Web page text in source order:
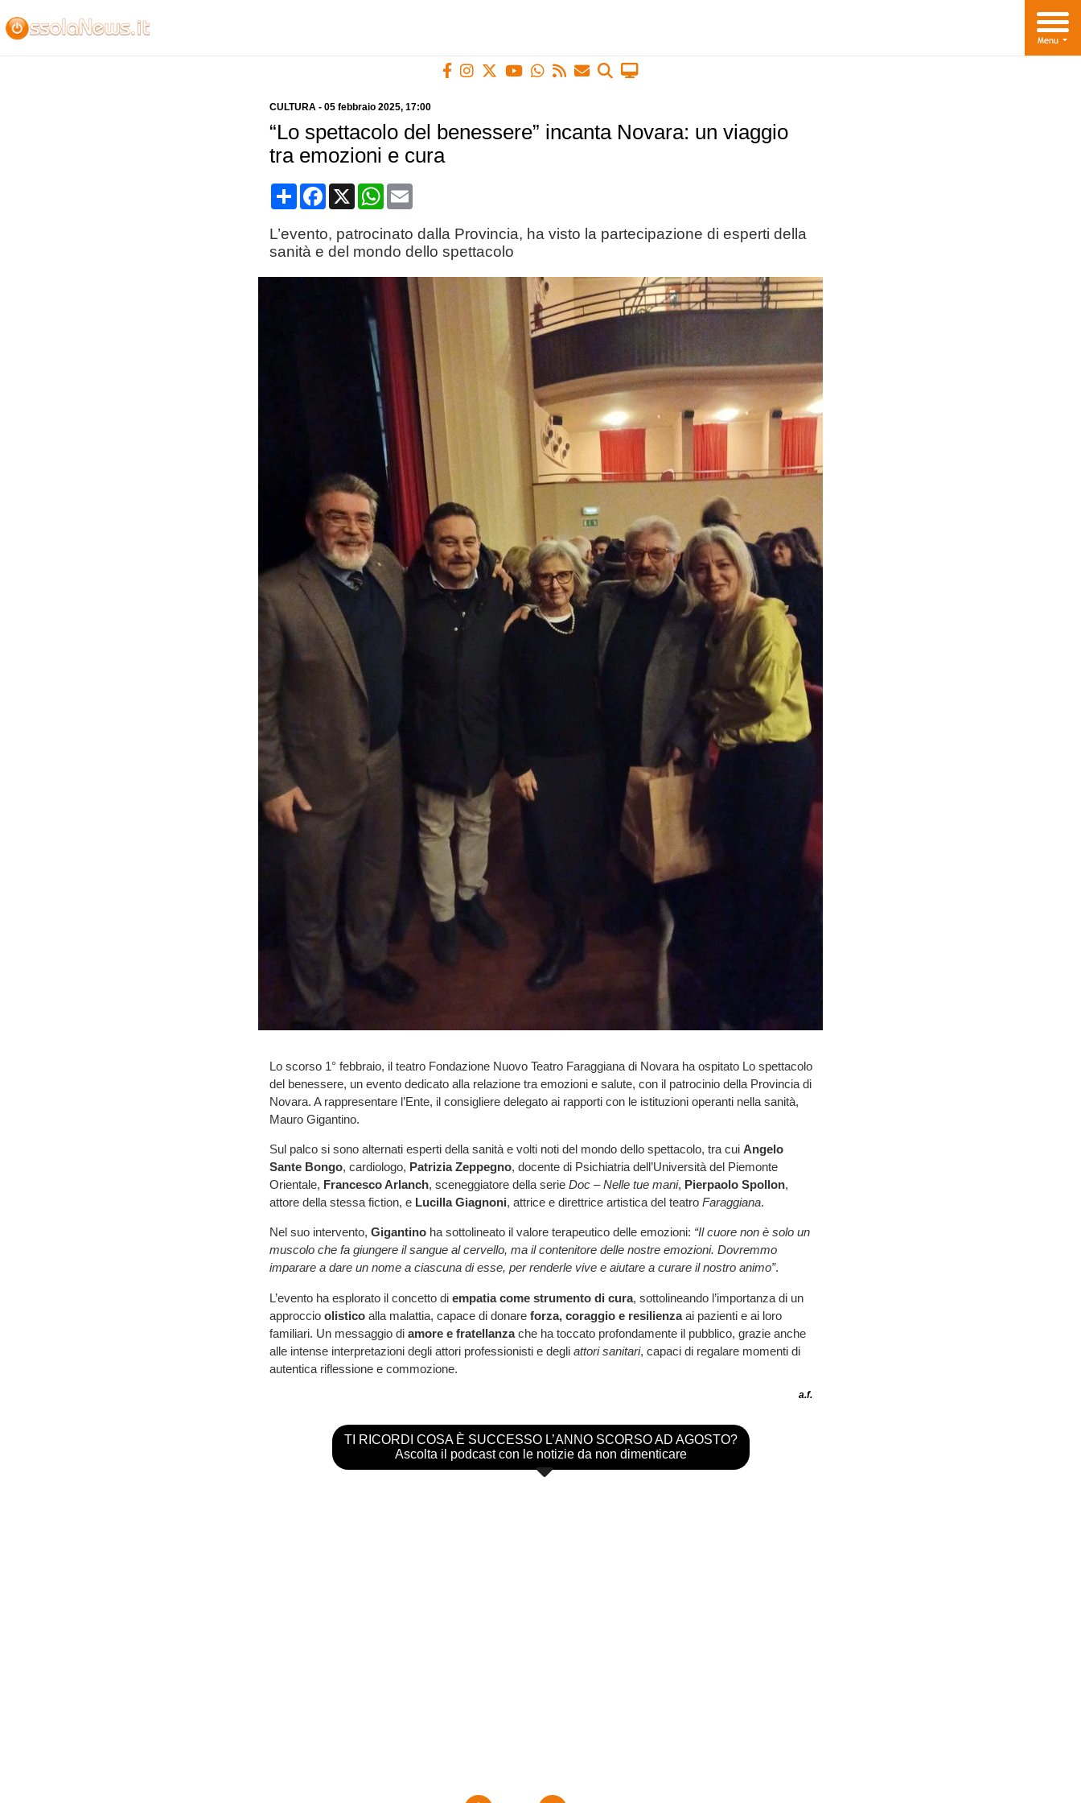
CULTURA- 05 febbraio 2025, 17:00
“Lo spettacolo del benessere” incanta Novara: un viaggio
tra emozioni e cura
CondividiFacebook
X WhatsApp
Email
L’evento, patrocinato dalla Provincia, ha visto la partecipazione di esperti della
sanità e del mondo dello spettacolo
Lo scorso 1° febbraio, il teatro Fondazione Nuovo Teatro Faraggiana di Novara ha ospitato Lo spettacolo
del benessere, un evento dedicato alla relazione tra emozioni e salute, con il patrocinio della Provincia di
Novara. A rappresentare l’Ente, il consigliere delegato ai rapporti con le istituzioni operanti nella sanità,
Mauro Gigantino.
Sul palco si sono alternati esperti della sanità e volti noti del mondo dello spettacolo, tra cui Angelo
Sante Bongo, cardiologo, Patrizia Zeppegno, docente di Psichiatria dell’Università del Piemonte
Orientale, Francesco Arlanch, sceneggiatore della serie Doc – Nelle tue mani, Pierpaolo Spollon,
attore della stessa fiction, e Lucilla Giagnoni, attrice e direttrice artistica del teatro Faraggiana.
Nel suo intervento, Gigantinoha sottolineato il valore terapeutico delle emozioni: “Il cuore non è solo un
muscolo che fa giungere il sangue al cervello, ma il contenitore delle nostre emozioni. Dovremmo
imparare a dare un nome a ciascuna di esse, per renderle vive e aiutare a curare il nostro animo”.
L’evento ha esplorato il concetto di empatia come strumento di cura, sottolineando l’importanza di un
approccio olisticoalla malattia, capace di donare forza, coraggio e resilienzaai pazienti e ai loro
familiari. Un messaggio di amore e fratellanzache ha toccato profondamente il pubblico, grazie anche
alle intense interpretazioni degli attori professionisti e degli attori sanitari, capaci di regalare momenti di
autentica riflessione e commozione.
a.f.
TI RICORDI COSA È SUCCESSO L’ANNO SCORSO AD AGOSTO?
Ascolta il podcast con le notizie da non dimenticare